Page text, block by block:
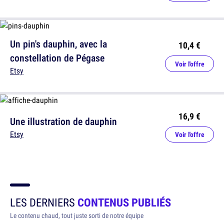
Un pin's dauphin, avec la
constellation de Pégase
Etsy
10,4 €
Voir l'offre
Une illustration de dauphin
Etsy
16,9 €
Voir l'offre
LES DERNIERS CONTENUS PUBLIÉS
Le contenu chaud, tout juste sorti de notre équipe